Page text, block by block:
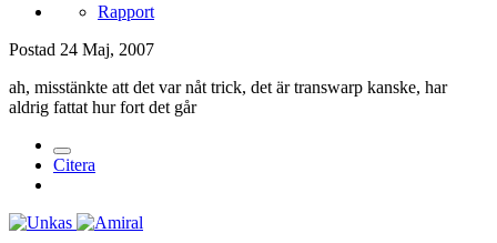
Rapport
Postad 24 Maj, 2007
ah, misstänkte att det var nåt trick, det är transwarp kanske, har
aldrig fattat hur fort det går
Citera